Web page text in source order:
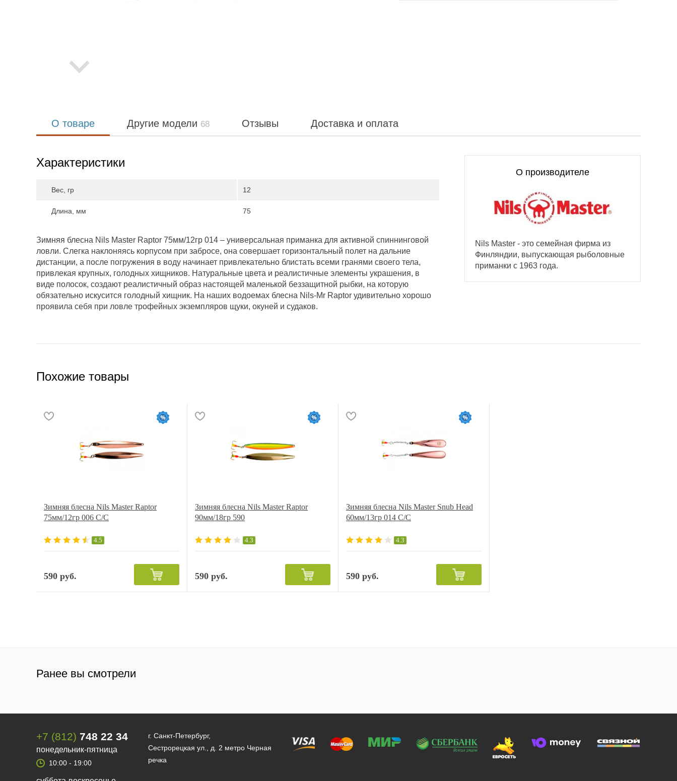
О товаре Другие модели 68 Отзывы Доставка и оплата
О производителе
Nils Master - это семейная фирма из
Финляндии, выпускающая рыболовные
приманки с 1963 года.
Характеристики
Вес, гр 12
Длина, мм 75
Зимняя блесна Nils Master Raptor 75мм/12гр 014 – универсальная приманка для активной спиннинговой
ловли. Слегка наклоняясь корпусом при забросе, она совершает горизонтальный полет на дальние
дистанции, а после погружения в воду начинает привлекательно блистать всеми гранями своего тела,
привлекая крупных, голодных хищников. Натуральные цвета и реалистичные элементы украшения, в
виде полосок, создают реалистичный образ настоящей маленькой беззащитной рыбки, на которую
обязательно искусится голодный хищник. На наших водоемах блесна Nils-Mr Raptor удивительно хорошо
проявила себя при ловле трофейных экземпляров щуки, окуней и судаков.
Похожие товары
Зимняя блесна Nils Master Raptor
75мм/12гр 006 C/C
4.5
590 руб.
Зимняя блесна Nils Master Raptor
90мм/18гр 590
4.3
590 руб.
Зимняя блесна Nils Master Snub Head
60мм/13гр 014 C/C
4.3
590 руб.
Ранее вы смотрели
+7 (812) 748 22 34
понедельник-пятница
10:00 - 19:00
г. Санкт-Петербург,
Сестрорецкая ул., д. 2 метро Черная
речка